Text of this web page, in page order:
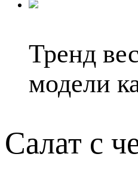
Тренд
модели
Салат с